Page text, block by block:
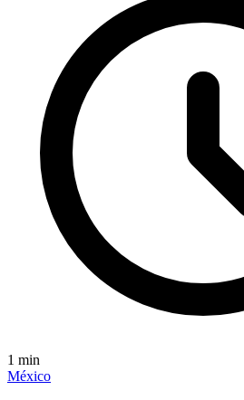
1 min
México